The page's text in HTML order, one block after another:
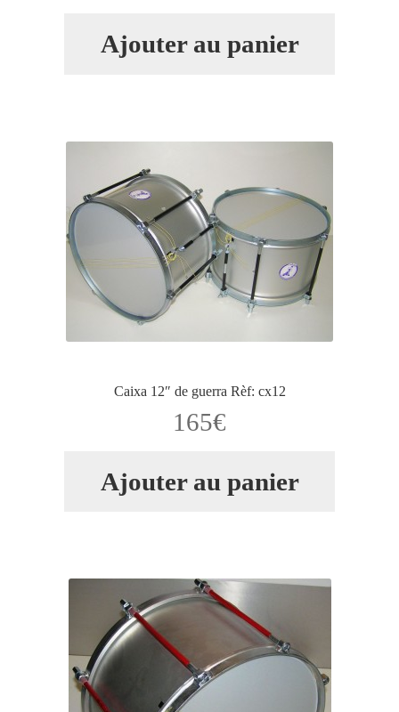
Ajouter au panier
Caixa 12″ de guerra Rèf: cx12
165€
Ajouter au panier